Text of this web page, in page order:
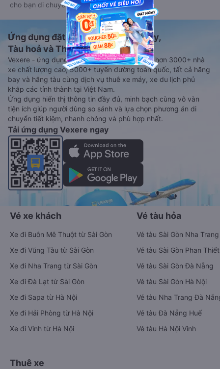
cho bạn di chuyển.
Ứng dụng đặt vé Xe khách, Máy bay,
Tàu hoả và Thuê xe
Vexere - ứng dụng đặt vé đa phương tiện với hơn 3000+ nhà
xe chất lượng cao, 5000+ tuyến đường toàn quốc, tất cả hãng
bay và hãng tàu cùng dịch vụ thuê xe máy, xe du lịch phủ
khắp các tỉnh thành tại Việt Nam.
Ứng dụng hiển thị thông tin đầy đủ, minh bạch cùng vô vàn
tiện ích giúp người dùng so sánh và lựa chọn phương án di
chuyển tiết kiệm, nhanh chóng và phù hợp nhất.
Tải ứng dụng Vexere ngay
Vé xe khách
Xe đi Buôn Mê Thuột từ Sài Gòn
Xe đi Vũng Tàu từ Sài Gòn
Xe đi Nha Trang từ Sài Gòn
Xe đi Đà Lạt từ Sài Gòn
Xe đi Sapa từ Hà Nội
Xe đi Hải Phòng từ Hà Nội
Xe đi Vinh từ Hà Nội
Vé tàu hỏa
Vé tàu Sài Gòn Nha Trang
Vé tàu Sài Gòn Phan Thiết
Vé tàu Sài Gòn Đà Nẵng
Vé tàu Sài Gòn Hà Nội
Vé tàu Nha Trang Đà
Vé tàu Đà Nẵng Huế
Vé tàu Hà Nội Vinh
Thuê xe